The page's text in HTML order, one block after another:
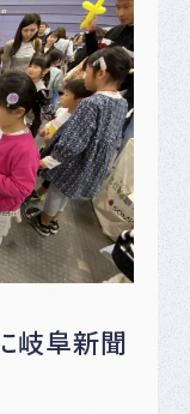
岐阜新聞